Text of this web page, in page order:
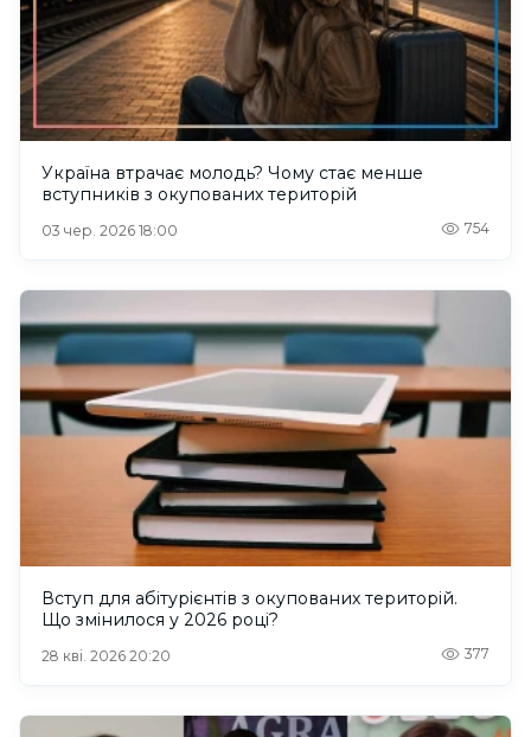
Україна втрачає молодь? Чому стає менше
вступників з окупованих територій
03 чер. 2026 18:00 754
Вступ для абітурієнтів з окупованих територій.
Що змінилося у 2026 році?
28 кві. 2026 20:20 377